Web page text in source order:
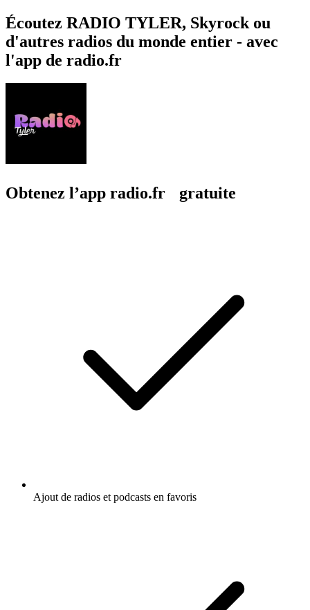
Écoutez RADIO TYLER, Skyrock ou
d'autres radios du monde entier - avec
l'app de radio.fr
Obtenez l’app radio.fr gratuite
Ajout de radios et podcasts en favoris